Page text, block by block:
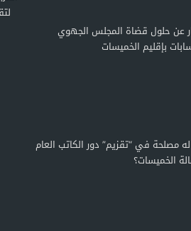
عن حلول قضاة المجلس الجهوي
بإقليم الخميسات
مصلحة في “تقزيم” دور الكاتب العام
الخميسات؟